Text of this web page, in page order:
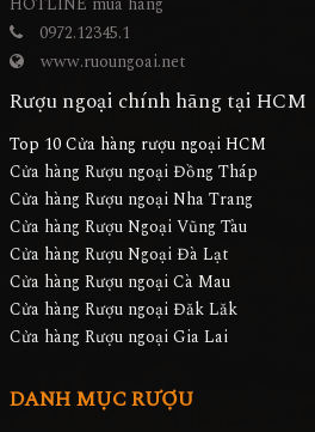
0972.12345.1
www.ruoungoai.net
Rượu ngoại chính hãng tại HCM
Top 10 Cửa hàng rượu ngoại HCM
Cửa hàng Rượu ngoại Đồng Tháp
Cửa hàng Rượu ngoại Nha Trang
Cửa hàng Rượu Ngoại Vũng Tàu
Cửa hàng Rượu Ngoại Đà Lạt
Cửa hàng Rượu ngoại Cà Mau
Cửa hàng Rượu ngoại Đăk Lăk
Cửa hàng Rượu ngoại Gia Lai
DANH MỤC RƯỢU